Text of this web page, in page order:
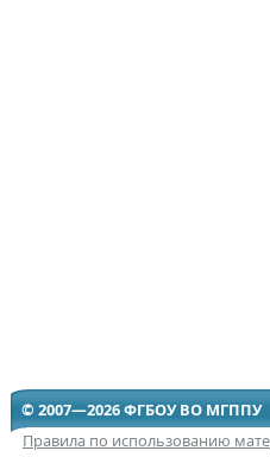
© 2007—2026 ФГБОУ ВО МГППУ
Правила по использованию